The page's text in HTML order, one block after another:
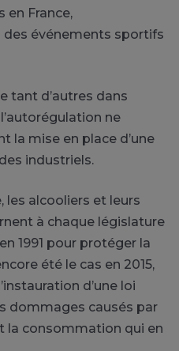
en France,
événements sportifs
tant d’autres dans
ne
la mise en place d’une
industriels.
les alcooliers et leurs
à chaque législature
1991 pour protéger la
été le cas en 2015,
d’une loi
dommages causés par
la consommation qui en